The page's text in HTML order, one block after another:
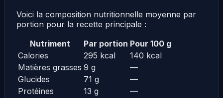
Voici la composition nutritionnelle moyenne par
portion pour la recette principale :
Nutriment
Par portion Pour 100 g
Calories
295 kcal
140 kcal
Matières grasses 9 g
—
Glucides
71 g
—
Protéines
13 g
—